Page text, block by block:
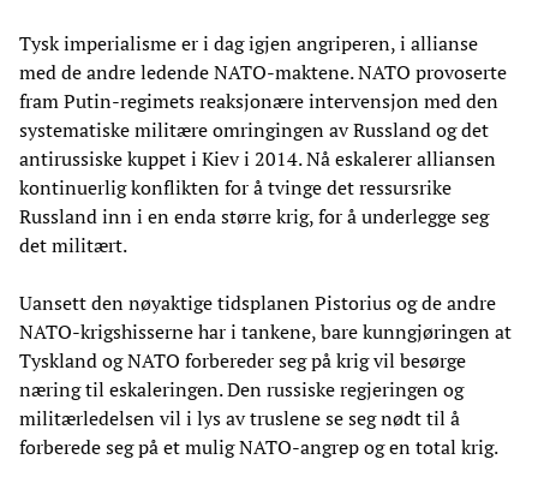
Tysk imperialisme er i dag igjen angriperen, i allianse
med de andre ledende NATO-maktene. NATO provoserte
fram Putin-regimets reaksjonære intervensjon med den
systematiske militære omringingen av Russland og det
antirussiske kuppet i Kiev i 2014. Nå eskalerer alliansen
kontinuerlig konflikten for å tvinge det ressursrike
Russland inn i en enda større krig, for å underlegge seg
det militært.
Uansett den nøyaktige tidsplanen Pistorius og de andre
NATO-krigshisserne har i tankene, bare kunngjøringen at
Tyskland og NATO forbereder seg på krig vil besørge
næring til eskaleringen. Den russiske regjeringen og
militærledelsen vil i lys av truslene se seg nødt til å
forberede seg på et mulig NATO-angrep og en total krig.